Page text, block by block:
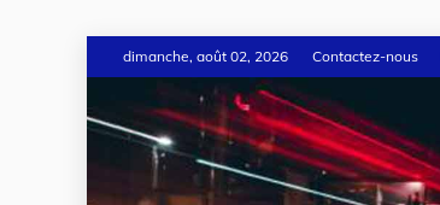
dimanche, août 02, 2026 Contactez-nous